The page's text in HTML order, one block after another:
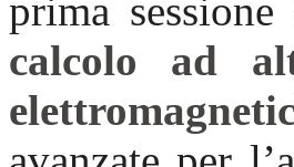
prima
calcolo ad